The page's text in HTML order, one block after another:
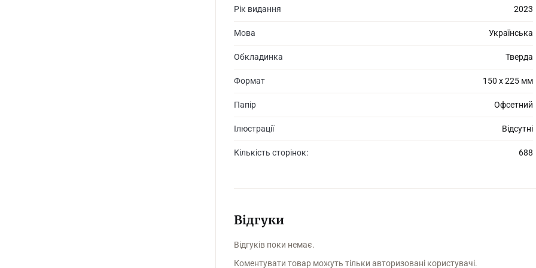
Долі цих людей перетнуться у маєтку в Крейґані — мальовничому
щоб змінитися назавжди. «Зимове сонцестояння» Розамунди Пілчер — роман
Рік видання 2023
Мова Українська
Обкладинка Тверда
Формат 150 х 225 мм
Папір Офсетний
Ілюстрації Відсутні
Кількість сторінок: 688
Відгуки
Відгуків поки немає.
Коментувати товар можуть тільки авторизовані користувачі.